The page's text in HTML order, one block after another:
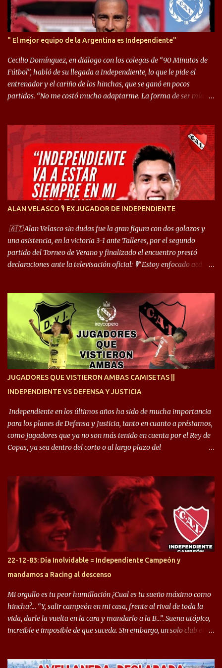
" El mejor equipo de la Argentina es Independiente"
Cecilio Domínguez, en diálogo con los colegas de “90 Minutos de
Fútbol”, habló de su llegada a Independiente, lo que le pide el
entrenador y el cariño de los hinchas, que se ganó en pocos
partidos. “No me costó mucho adaptarme. La forma de ser mía
llegué a un Independiente que juega muy dinámico y me gusta
mucho. Me favorece por la forma de jugar mía y eso también
ayudó a que me adapte”. “Me siento mejor por izquierda, pero me
gusta mucho jugar de 9, y juego sin problemas por derecha
también. Jugar de 9 y de extremo por izquierda es diferente. A mi
me gusta jugar por fuera, porque tengo mas posibilidades de
encarar, de enganchar. Pero yo soy un hombre que pica mucho y
arco y tengo más posibilidades”. Sobre lo que le pide el DT,
comentó: “Cuando juego de 9, obviamente me pide presionar, y
cuand...
ALAN VELASCO 🎙 EX JUGADOR DE INDEPENDIENTE
🇦🇹 Alan Velasco sin dudas fue la gran figura con dos golazos y
una asistencia, en la victoria 3-1 ante Talleres, por el segundo
partido del Torneo de Verano y finalizado el encuentro prestó
declaraciones ante la televisación oficial: 🎙️“Estoy enfocado acá.
ojalá sea lo mejor para el club y para mí. Independiente va a estar
siempre en mi corazón”. 🎙️“Siempre que me tocó vestir la camiseta
quise dar lo mejor. Si me toca marcharme, estoy agradecido al
hincha”. 🎙️“El equipo hizo un gran trabajo, quedó demostrado en el
resultado. Es nuestro segundo partido, en la pretemporada nos
enfocamos en la preparación física. El grupo está encontrando la
JUGADORES QUE VISTIERON AMBAS CAMISETAS ||
INDEPENDIENTE VS DEFENSA Y JUSTICIA
Independiente en los últimos años ha sido de mucha importancia
para los planes de Defensa y Justicia, tanto en cuanto a préstamos,
como jugadores que ya no son más tenido en cuenta por el Rey de
Copas, ya sea dentro del corto o al largo plazo del
Halcón de Varela, como lo es Brian Romero, quien paso a
préstamo allí durante el último mercado de pases y ha rendido de
gran manera, convirtiendo goles importantes, sobre todo en la
copa sudamericana. Pero no sucedió lo mismo en cuanto al
rendimiento que ha producido en el Rojo. Pasando a jugadores que
jugaron en Defensa y ahora están en el rojo, tenemos a la dupla
Gastón Togni y Domingo Blanco, donde ambos explotaron
futbolísticamente hablando en el equipo de Varela, donde, por
ejemplo, el caso de Mingo llego a ser tenido en cuenta para el
Seleccionado Argentino, rendimiento que aún no ha logrado
mostrar en Independiente. En e...
22-12-83: Día Inolvidable = Independiente Campeón y
mandamos a Racing al descenso
Mi orgullo es tu peor humillación ¿Cual es tu sueño máximo como
hincha?… “Y, salir campeón en mi casa, frente al rival de toda la
vida, darle la vuelta en la cara y mandarlo a la B…”. Suena utópico,
increible e imposible de que suceda. Sin embargo, un solo club en el
campeonato del '83 año consagratorio para el Rojo y, por el otro, el